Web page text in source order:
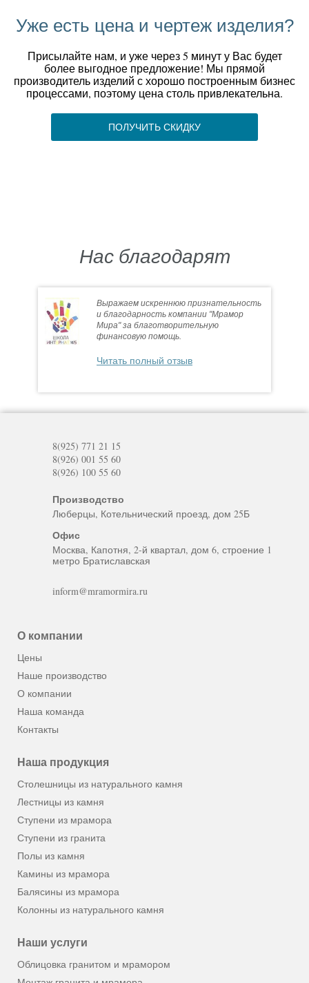
Уже есть цена и чертеж изделия?
Присылайте нам, и уже через 5 минут у Вас будет
более выгодное предложение! Мы прямой
производитель изделий с хорошо построенным бизнес
процессами, поэтому цена столь привлекательна.
ПОЛУЧИТЬ СКИДКУ
Нас благодарят
Выражаем искреннюю признательность
и благодарность компании "Мрамор
Мира" за благотворительную
финансовую помощь.
Читать полный отзыв
О компании
Цены
Наше производство
О компании
Наша команда
Контакты
Наша продукция
Столешницы из натурального камня
Лестницы из камня
Ступени из мрамора
Ступени из гранита
Полы из камня
Камины из мрамора
Балясины из мрамора
Колонны из натурального камня
Наши услуги
Облицовка гранитом и мрамором
8(925) 771 21 15
8(926) 001 55 60
8(926) 100 55 60
Производство
Люберцы, Котельнический проезд, дом 25Б
Офис
Москва, Капотня, 2-й квартал, дом 6, строение 1
метро Братиславская
inform@mramormira.ru